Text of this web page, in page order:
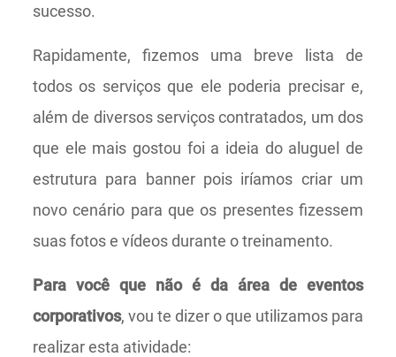
sucesso.
Rapidamente, fizemos uma breve lista de
todos os serviços que ele poderia precisar e,
além de diversos serviços contratados, um dos
que ele mais gostou foi a ideia do aluguel de
estrutura para banner pois iríamos criar um
novo cenário para que os presentes fizessem
suas fotos e vídeos durante o treinamento.
Para você que não é da área de eventos
corporativos, vou te dizer o que utilizamos para
realizar esta atividade: